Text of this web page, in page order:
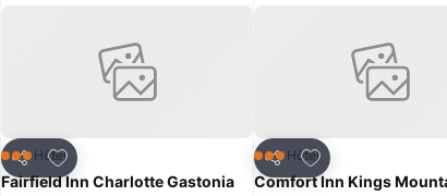
Partager
Ajouter à mes favoris
3 ÉtoilesHôtel
Fairfield Inn Charlotte Gastonia
Partager
Ajouter à mes
3 ÉtoilesHôtel
Comfort Inn Kings